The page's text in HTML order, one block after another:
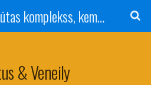
Leiputrija - atpūtas komplekss, kempings, viesu nams pie Rīgas / Camping, caravan site, bed and breakfast near Riga / Camping, caravanas, bungalows Letonia / Campingplatz, Caravanpark, Zimmer in Lettland / Kемпинг и гостевой дом к Риги
& Veneily